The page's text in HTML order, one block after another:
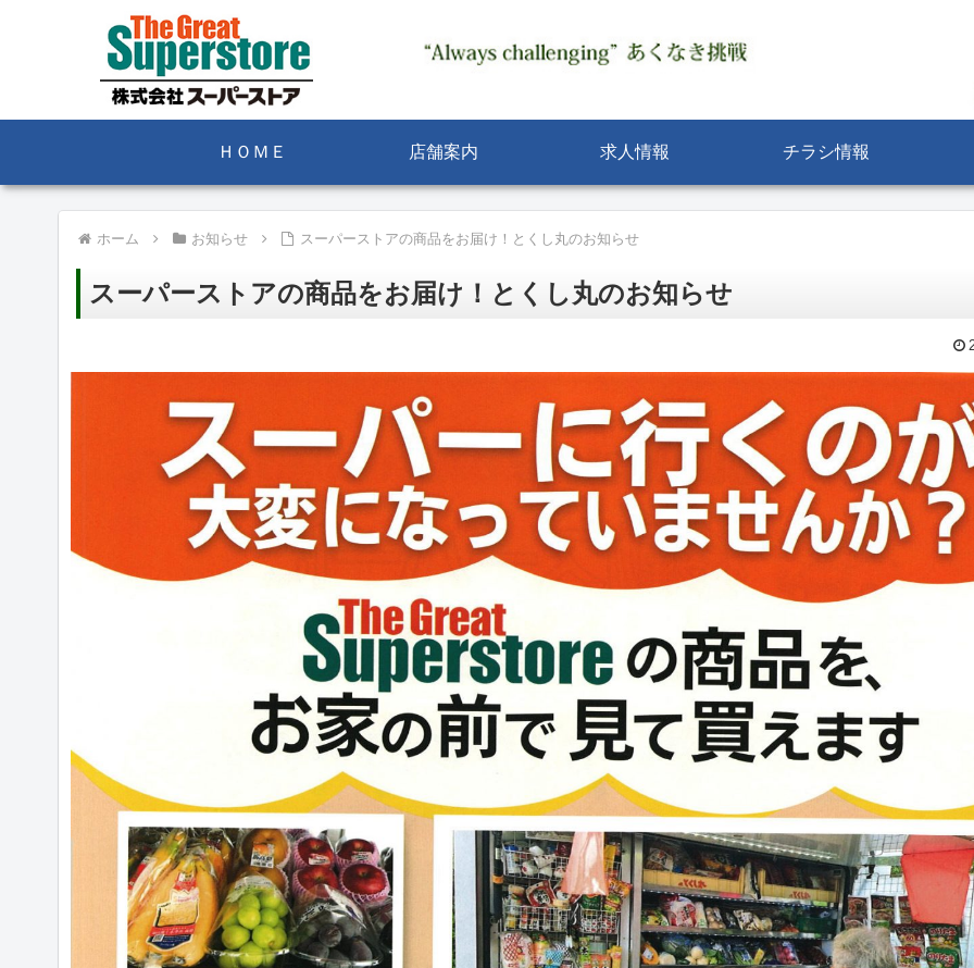
ＨＯＭＥ 店舗案内 求人情報 チラシ情報
ホーム お知らせ スーパーストアの商品をお届け！とくし丸のお知らせ
スーパーストアの商品をお届け！とくし丸のお知らせ